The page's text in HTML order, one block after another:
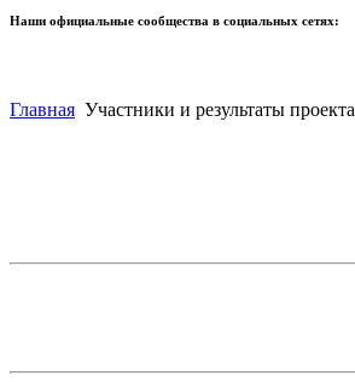
Наши официальные сообщества в социальных сетях:
Главная Участники и результаты проекта